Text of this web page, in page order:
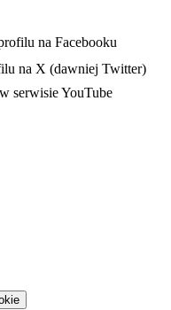
na Facebooku
na X (dawniej Twitter)
serwisie YouTube